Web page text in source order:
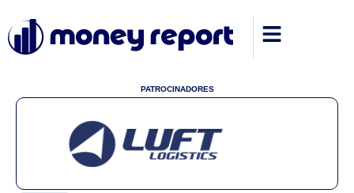
PATROCINADORES